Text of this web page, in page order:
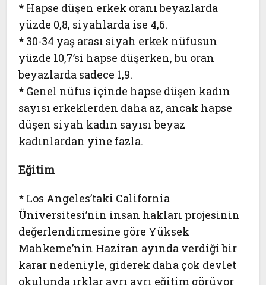
* Hapse düşen erkek oranı beyazlarda
yüzde 0,8, siyahlarda ise 4,6.
* 30-34 yaş arası siyah erkek nüfusun
yüzde 10,7’si hapse düşerken, bu oran
beyazlarda sadece 1,9.
* Genel nüfus içinde hapse düşen kadın
sayısı erkeklerden daha az, ancak hapse
düşen siyah kadın sayısı beyaz
kadınlardan yine fazla.
Eğitim
* Los Angeles’taki California
Üniversitesi’nin insan hakları projesinin
değerlendirmesine göre Yüksek
Mahkeme’nin Haziran ayında verdiği bir
karar nedeniyle, giderek daha çok devlet
okulunda ırklar ayrı ayrı eğitim görüyor